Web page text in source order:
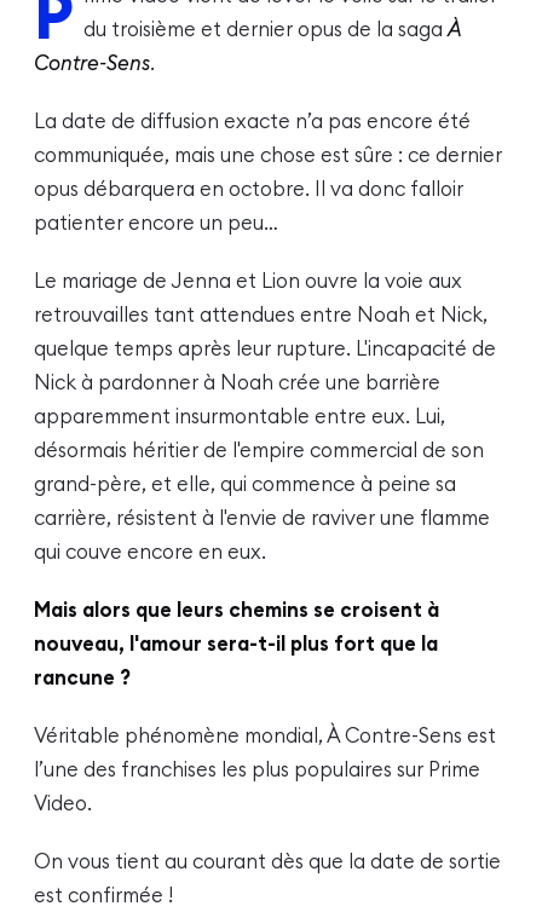
du troisième et dernier opus de la saga À
Contre-Sens.
La date de diffusion exacte n’a pas encore été
communiquée, mais une chose est sûre : ce dernier
opus débarquera en octobre. Il va donc falloir
patienter encore un peu…
Le mariage de Jenna et Lion ouvre la voie aux
retrouvailles tant attendues entre Noah et Nick,
quelque temps après leur rupture. L'incapacité de
Nick à pardonner à Noah crée une barrière
apparemment insurmontable entre eux. Lui,
désormais héritier de l'empire commercial de son
grand-père, et elle, qui commence à peine sa
carrière, résistent à l'envie de raviver une flamme
qui couve encore en eux.
Mais alors que leurs chemins se croisent à
nouveau, l'amour sera-t-il plus fort que la
rancune ?
Véritable phénomène mondial, À Contre-Sens est
l’une des franchises les plus populaires sur Prime
Video.
On vous tient au courant dès que la date de sortie
est confirmée !